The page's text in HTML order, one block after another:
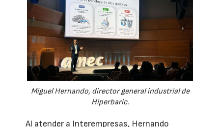
Miguel Hernando, director general industrial de
Hiperbaric.
Al atender a Interempresas, Hernando